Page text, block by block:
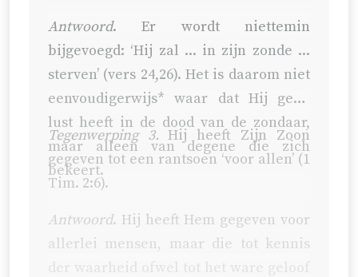
Antwoord. Er wordt niettemin
bijgevoegd: ‘Hij zal ... in zijn zonde ...
sterven’ (vers 24,26). Het is daarom niet
eenvoudigerwijs* waar dat Hij geen
lust heeft in de dood van de zondaar,
maar alleen van degene die zich
bekeert.
Tegenwerping 3. Hij heeft Zijn Zoon
gegeven tot een rantsoen ‘voor allen’ (1
Tim. 2:6).
Antwoord. Hij heeft Hem gegeven voor
allerlei mensen, maar die tot kennis
der waarheid ofwel tot het ware geloof